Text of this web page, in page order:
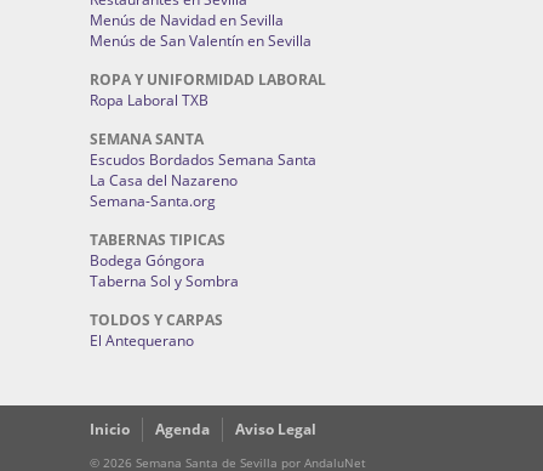
Menús de Navidad en Sevilla
Menús de San Valentín en Sevilla
ROPA Y UNIFORMIDAD LABORAL
Ropa Laboral TXB
SEMANA SANTA
Escudos Bordados Semana Santa
La Casa del Nazareno
Semana-Santa.org
TABERNAS TIPICAS
Bodega Góngora
Taberna Sol y Sombra
TOLDOS Y CARPAS
El Antequerano
Inicio Agenda Aviso Legal
© 2026 Semana Santa de Sevilla por AndaluNet